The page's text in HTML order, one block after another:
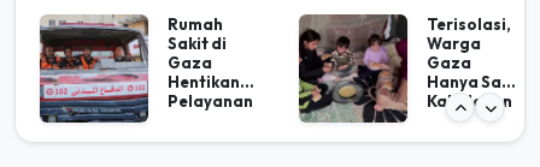
Semester
I/2026
WSBP Kirim
21.052
Batang
untuk
Menko
Pangan
Resmikan
PSEL,
SUCOFIND
O Dukung
Kesiapan